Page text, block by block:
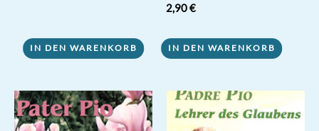
IN DEN WARENKORB
Bewertet mit
5.00
2,90€
IN DEN WARENKORB